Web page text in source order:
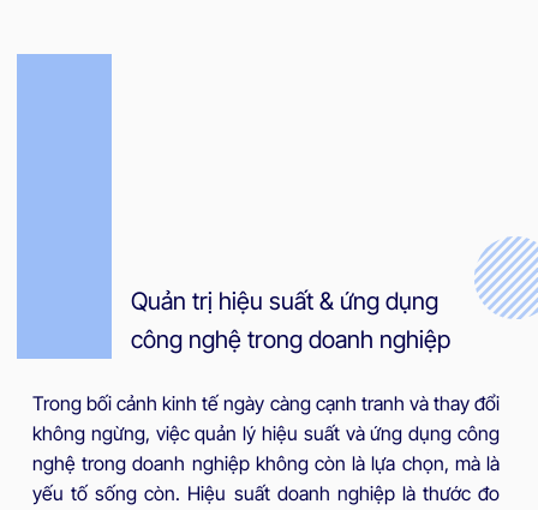
Trong bối cảnh kinh tế ngày càng cạnh tranh và thay đổi
không ngừng, việc quản lý hiệu suất và ứng dụng công
nghệ trong doanh nghiệp không còn là lựa chọn, mà là
yếu tố sống còn. Hiệu suất doanh nghiệp là thước đo
Quản trị hiệu suất & ứng dụng
công nghệ trong doanh nghiệp